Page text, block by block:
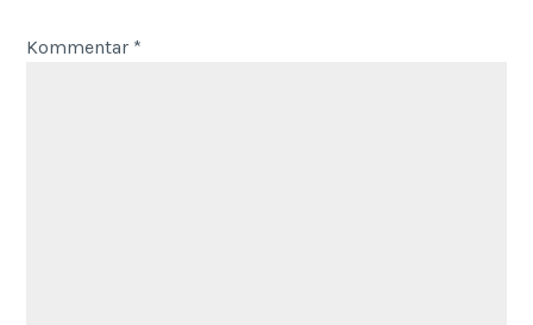
Kommentar *